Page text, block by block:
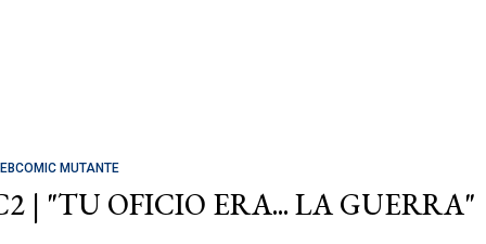
MUTANTE
| "TU OFICIO ERA... LA GUERRA"